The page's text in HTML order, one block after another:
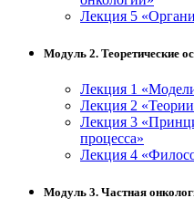
Лекция 5
Модуль 2. Теоретические
Лекция 1
Лекция 2 «Теории
Лекция 3
процесса»
Лекция 4
Модуль 3. Частная